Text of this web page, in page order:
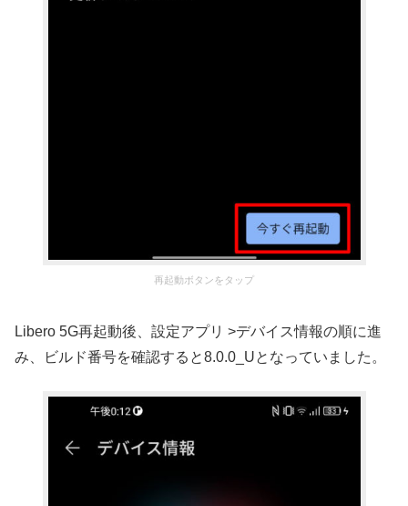
再起動ボタンをタップ
Libero 5G再起動後、設定アプリ >デバイス情報の順に進
み、ビルド番号を確認すると8.0.0_Uとなっていました。